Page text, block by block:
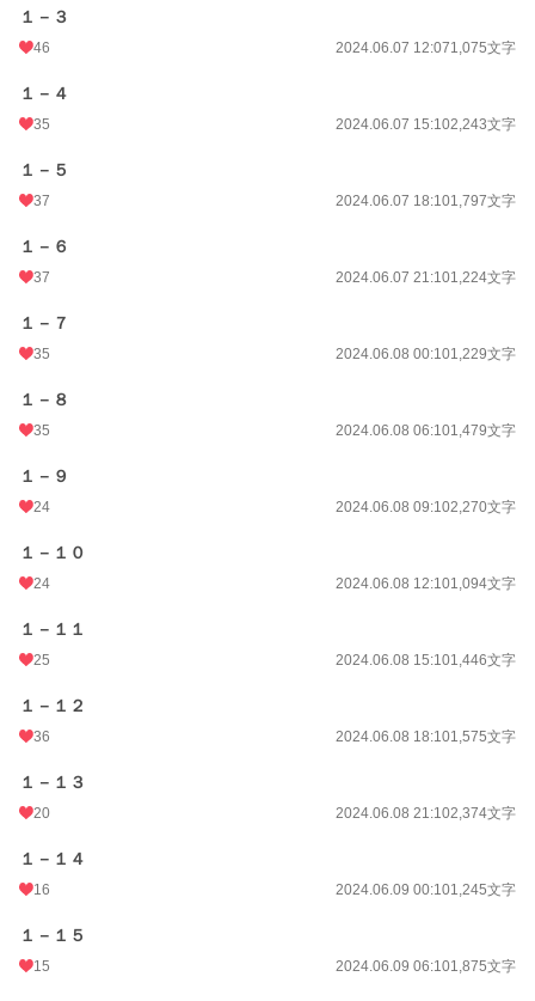
初回公開日時
年間ポイント
１－３
46 2024.06.07 12:071,075文字
１－４
35 2024.06.07 15:102,243文字
１－５
37 2024.06.07 18:101,797文字
１－６
37 2024.06.07 21:101,224文字
１－７
35 2024.06.08 00:101,229文字
１－８
35 2024.06.08 06:101,479文字
１－９
24 2024.06.08 09:102,270文字
１－１０
24 2024.06.08 12:101,094文字
１－１１
25 2024.06.08 15:101,446文字
１－１２
36 2024.06.08 18:101,575文字
１－１３
20 2024.06.08 21:102,374文字
１－１４
16 2024.06.09 00:101,245文字
１－１５
15 2024.06.09 06:101,875文字